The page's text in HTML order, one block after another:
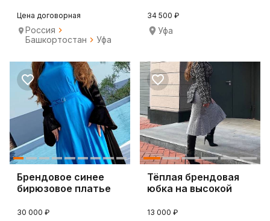
Цена договорная
Россия
Башкортостан
Уфа
34 500 ₽
Уфа
Брендовое синее
бирюзовое платье
30 000 ₽
Тёплая брендовая
юбка на высокой
13 000 ₽